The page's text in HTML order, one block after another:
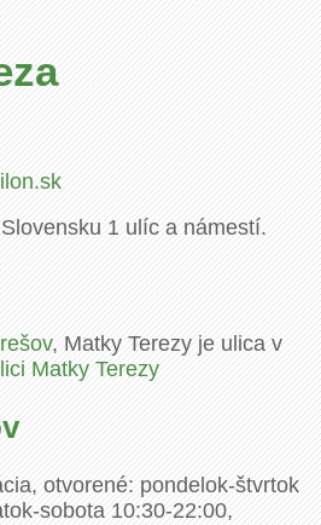
1 ulíc a námestí.
, Matky Terezy je ulica v
Matky Terezy
otvorené: pondelok-štvrtok
sobota 10:30-22:00,